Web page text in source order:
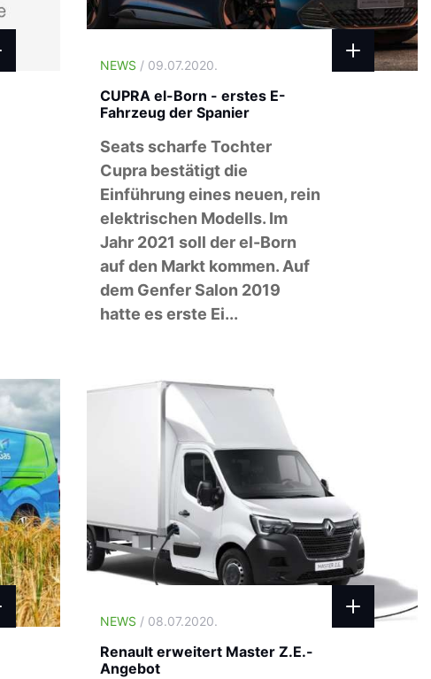
NEWS / 09.07.2020.
CUPRA el-Born - erstes E-
Fahrzeug der Spanier
Seats scharfe Tochter
Cupra bestätigt die
Einführung eines neuen, rein
elektrischen Modells. Im
Jahr 2021 soll der el-Born
auf den Markt kommen. Auf
dem Genfer Salon 2019
hatte es erste Ei...
NEWS / 08.07.2020.
Renault erweitert Master Z.E.-
Angebot